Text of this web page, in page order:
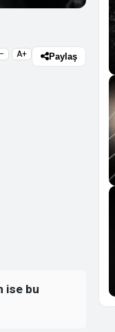
A+ Paylaş
ise bu